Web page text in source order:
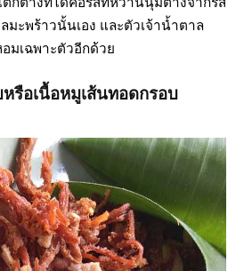
ะพร้าวนั้นเอง และตัวเจ้าน้ำตาล
มเฉพาะตัวอีกด้วย
รือเนื้อหมูเส้นทอดกรอบ